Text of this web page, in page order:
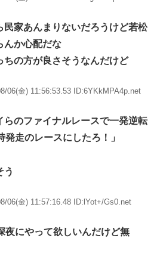
民家あんまりないだろうけど若松
んか心配だな
ちの方が良さそうなんだけど
06(金) 11:56:53.53 ID:6YKkMPA4p.net
らのファイナルレースで一発逆転
走のレースにしたろ！」
う
06(金) 11:57:16.48 ID:lYot+/Gs0.net
夜にやって欲しいんだけど無